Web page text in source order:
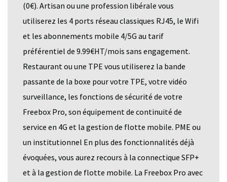
(0€). Artisan ou une profession libérale vous
utiliserez les 4 ports réseau classiques RJ45, le Wifi
et les abonnements mobile 4/5G au tarif
préférentiel de 9.99€HT/mois sans engagement.
Restaurant ou une TPE vous utiliserez la bande
passante de la boxe pour votre TPE, votre vidéo
surveillance, les fonctions de sécurité de votre
Freebox Pro, son équipement de continuité de
service en 4G et la gestion de flotte mobile. PME ou
un institutionnel En plus des fonctionnalités déjà
évoquées, vous aurez recours à la connectique SFP+
et à la gestion de flotte mobile. La Freebox Pro avec